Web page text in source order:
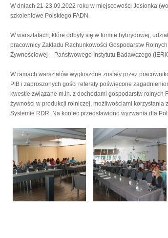
W dniach 21-23.09.2022 roku w miejscowości Jesionka
szkoleniowe Polskiego FADN.
W warsztatach, które odbyły się w formie hybrydowej,
pracownicy Zakładu Rachunkowości Gospodarstw
Żywnościowej – Państwowego Instytutu Badawczego
W ramach warsztatów wygłoszone zostały przez
PIB i zaproszonych gości referaty poświęcone
kwestie związane m.in. z dochodami gospodarstw rolnych
żywności w produkcji rolniczej, możliwościami
Systemie RDR. Na koniec przedstawiono wyzwania dla